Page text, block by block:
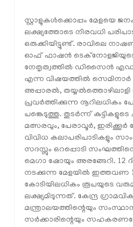
സ്റ്റാളുകള്‍ക്കൊപ്പം മേളയെ
ലക്ഷ്യത്തോടെ നിരവധി
ഒരുക്കിയിട്ടുണ്ട്. രാവിലെ
ഓഫ് ഫാഷന്‍ ടെക്‌നോളജിയുടെ
നേതൃത്വത്തില്‍ ഡിസൈന്‍
എന്ന വിഷയത്തില്‍ സെമിനാര്‍
അപ്പാരല്‍,
പ്രവര്‍ത്തിക്കുന്ന നൂറിലധികം
പങ്കെടുത്തു. തുടര്‍ന്ന് കുട്ടികളുടെ
മത്സരവും, പേരാവൂര്‍, ഇരിക്കൂര്‍
വിവിധ കലാപരിപാടികളും
സദസ്സും ഒറപ്പൊടി
മെഗാ ഷോയും അരങ്ങേറി. 12
നടക്കുന്ന മേളയില്‍ ഇത്തവണ
കോടിയിലധികം രൂപയുടെ
ലക്ഷ്യമിടുന്നത്. കേന്ദ്ര
മന്ത്രാലയത്തിന്റെയും
സര്‍ക്കാരിന്റെയും